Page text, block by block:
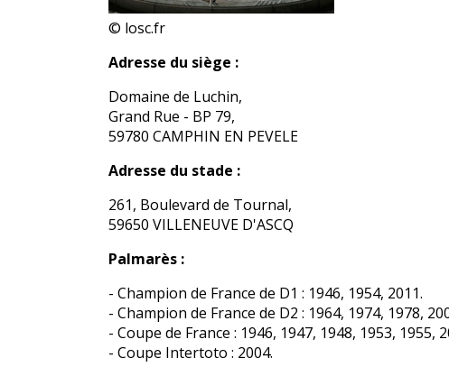
© losc.fr
Adresse du siège :
Domaine de Luchin,
Grand Rue - BP 79,
59780 CAMPHIN EN PEVELE
Adresse du stade :
261, Boulevard de Tournal,
59650 VILLENEUVE D'ASCQ
Palmarès :
- Champion de France de D1 : 1946, 1954, 2011.
- Champion de France de D2 : 1964, 1974, 1978,
- Coupe de France : 1946, 1947, 1948, 1953, 1955,
- Coupe Intertoto : 2004.